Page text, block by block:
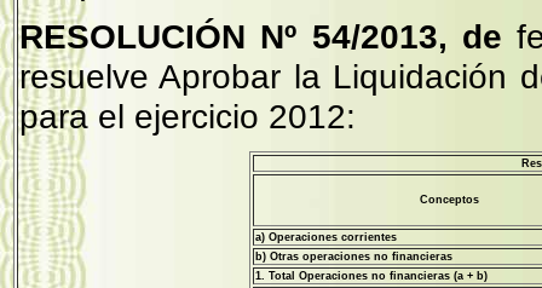
RESOLUCIÓN Nº 54/2013, de
resuelve Aprobar la Liquidación
para el ejercicio 2012:
Conceptos
a) Operaciones corrientes
b) Otras operaciones no financieras
1. Total Operaciones no financieras (a + b)